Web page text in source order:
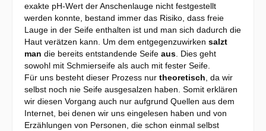
exakte pH-Wert der Anschenlauge nicht festgestellt
werden konnte, bestand immer das Risiko, dass freie
Lauge in der Seife enthalten ist und man sich dadurch die
Haut verätzen kann. Um dem entgegenzuwirken salzt
man die bereits entstandende Seife aus. Dies geht
sowohl mit Schmierseife als auch mit fester Seife.
Für uns besteht dieser Prozess nur theoretisch, da wir
selbst noch nie Seife ausgesalzen haben. Somit erklären
wir diesen Vorgang auch nur aufgrund Quellen aus dem
Internet, bei denen wir uns eingelesen haben und von
Erzählungen von Personen, die schon einmal selbst